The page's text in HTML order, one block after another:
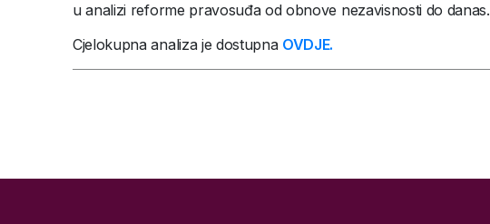
u analizi reforme pravosuđa od obnove nezavisnosti do danas.
Cjelokupna analiza je dostupna OVDJE.